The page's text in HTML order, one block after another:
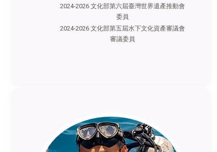
2024-2026 文化部第六屆臺灣世界遺產推動會
委員
2024-2026 文化部第五屆水下文化資產審議會
審議委員